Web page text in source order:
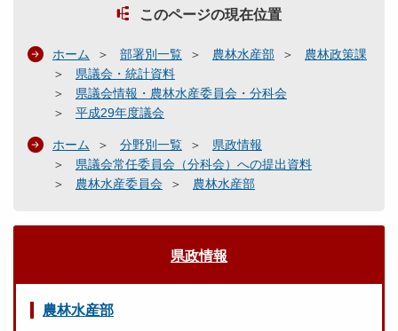
このページの現在位置
ホーム 部署別一覧 農林水産部
農林政策課
県議会・統計資料
県議会情報・農林水産委員会・分科会
平成29年度議会
ホーム 分野別一覧
県政情報
県議会常任委員会（分科会）への提出資料
農林水産委員会
農林水産部
県政情報
農林水産部